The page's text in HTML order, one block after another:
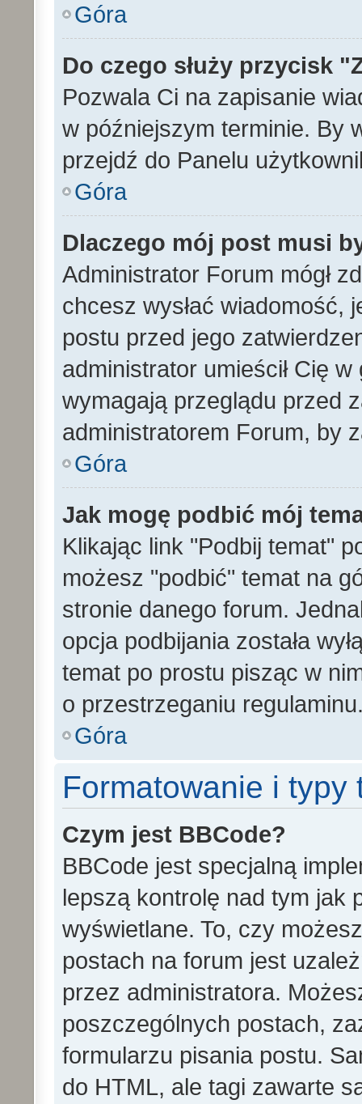
Góra
Do czego służy przycisk
Pozwala Ci na zapisanie
w późniejszym terminie. By
przejdź do Panelu
Góra
Dlaczego mój post musi
Administrator Forum mógł
chcesz wysłać wiadomość,
postu przed jego
administrator umieścił Cię
wymagają przeglądu przed
administratorem Forum, by
Góra
Jak mogę podbić mój
Klikając link "Podbij temat"
możesz "podbić" temat na
stronie danego forum.
opcja podbijania została
temat po prostu pisząc w
o przestrzeganiu
Góra
Formatowanie i typy
Czym jest BBCode?
BBCode jest specjalną
lepszą kontrolę nad tym jak
wyświetlane. To, czy
postach na forum jest
przez administratora.
poszczególnych postach,
formularzu pisania postu.
do HTML, ale tagi zawarte